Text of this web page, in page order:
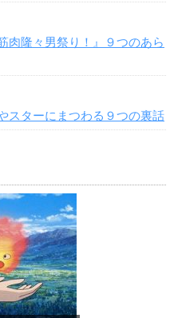
肉隆々男祭り！』９つのあら
スターにまつわる９つの裏話